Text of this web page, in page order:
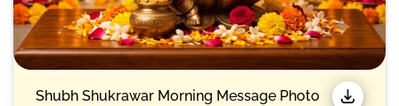
Shubh Shukrawar Morning Message Photo